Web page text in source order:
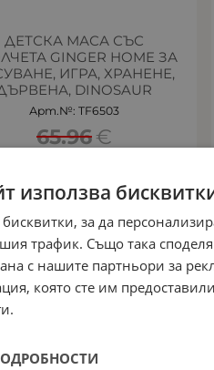
ДЕТСКА МАСА СЪС
GINGER HOME ЗА
ИГРА, ХРАНЕНЕ,
DINOSAUR
Арт.№: TF6503
65.96€
използва
за да
трафик. Също така
с нашите партньори за
която сте им